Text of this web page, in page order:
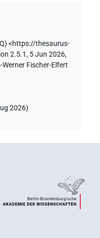
)<https://thesaurus-
2.5.1, 5 Jun 2026,
Fischer-Elfert
2026)